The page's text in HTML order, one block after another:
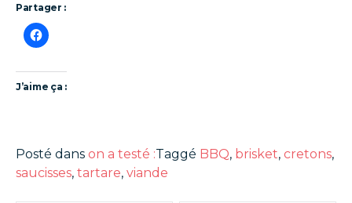
Partager :
J’aime ça :
Posté dans on a testé :Taggé BBQ, brisket, cretons,
saucisses, tartare, viande